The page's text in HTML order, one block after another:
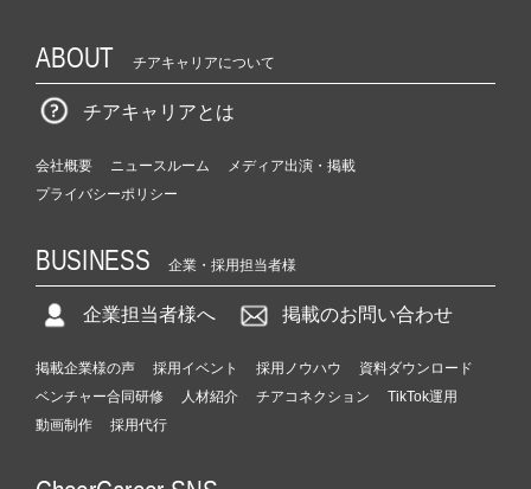
ABOUT チアキャリアについて
チアキャリアとは
会社概要 ニュースルーム
メディア出演・掲載
プライバシーポリシー
BUSINESS 企業・採用担当者様
企業担当者様へ 掲載のお問い合わせ
掲載企業様の声 採用イベント 採用ノウハウ
資料ダウンロード
ベンチャー合同研修
人材紹介 チアコネクション
TikTok運用
動画制作
採用代行